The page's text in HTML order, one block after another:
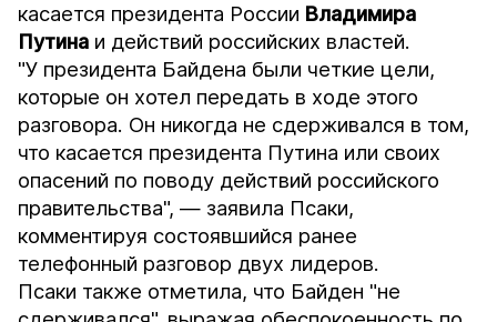
касается президента России Владимира
Путина и действий российских властей.
"У президента Байдена были четкие цели,
которые он хотел передать в ходе этого
разговора. Он никогда не сдерживался в том,
что касается президента Путина или своих
опасений по поводу действий российского
правительства", — заявила Псаки,
комментируя состоявшийся ранее
телефонный разговор двух лидеров.
Псаки также отметила, что Байден "не